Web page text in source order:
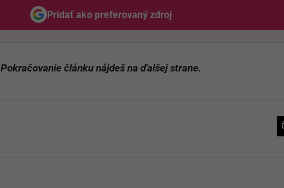
Pridať ako preferovaný zdroj
Odzadu, odkaz sa otvorí v novom okne
Pokračovanie článku nájdeš na ďalšej strane.